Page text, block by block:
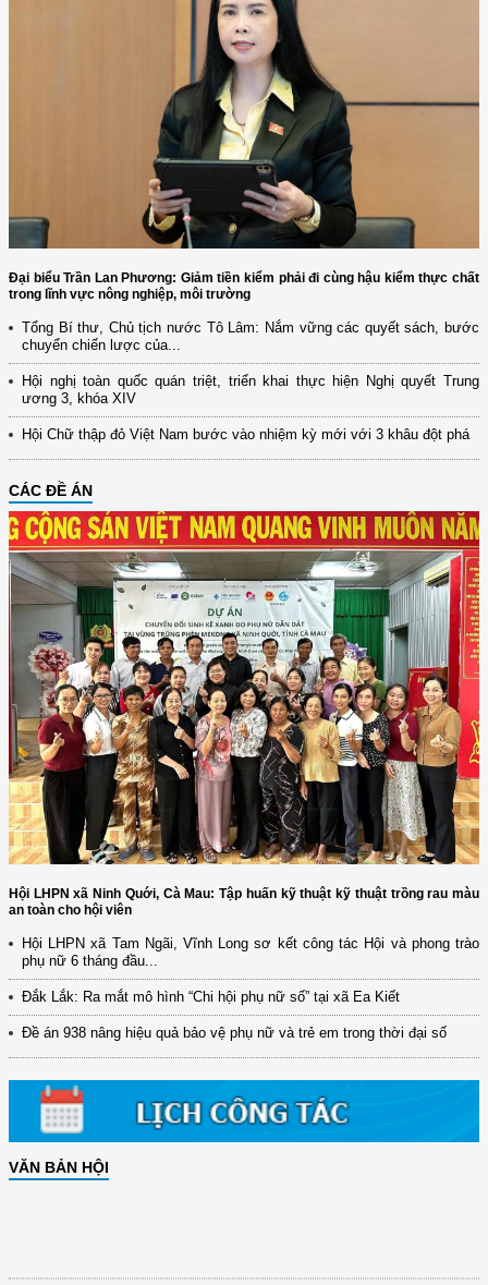
Đại biểu Trần Lan Phương: Giảm tiền kiểm phải đi cùng hậu kiểm thực chất
trong lĩnh vực nông nghiệp, môi trường
Tổng Bí thư, Chủ tịch nước Tô Lâm: Nắm vững các quyết sách, bước
chuyển chiến lược của...
Hội nghị toàn quốc quán triệt, triển khai thực hiện Nghị quyết Trung
ương 3, khóa XIV
Hội Chữ thập đỏ Việt Nam bước vào nhiệm kỳ mới với 3 khâu đột phá
CÁC ĐỀ ÁN
Hội LHPN xã Ninh Quới, Cà Mau: Tập huấn kỹ thuật kỹ thuật trồng rau màu
an toàn cho hội viên
Hội LHPN xã Tam Ngãi, Vĩnh Long sơ kết công tác Hội và phong trào
phụ nữ 6 tháng đầu...
Đắk Lắk: Ra mắt mô hình “Chi hội phụ nữ số” tại xã Ea Kiết
Đề án 938 nâng hiệu quả bảo vệ phụ nữ và trẻ em trong thời đại số
VĂN BẢN HỘI